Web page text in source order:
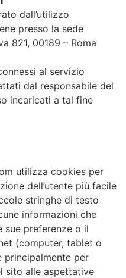
dall’utilizzo
presso la sede
821, 00189 – Roma
al servizio
dal responsabile del
incaricati a tal fine
utilizza cookies per
dell’utente più facile
stringhe di testo
informazioni che
sue preferenze o il
(computer, tablet o
principalmente per
sito alle aspettative